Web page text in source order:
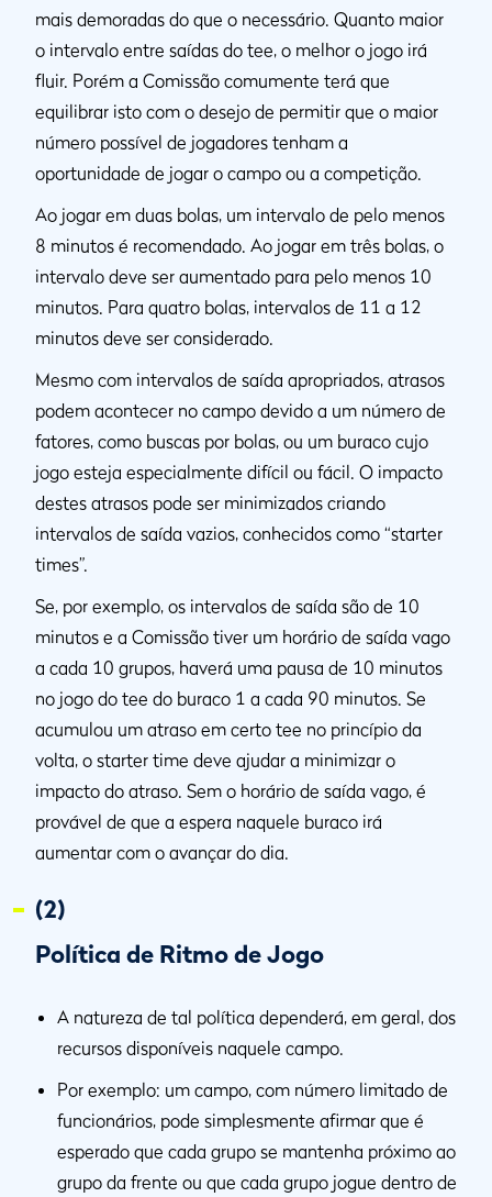
mais demoradas do que o necessário. Quanto maior
o intervalo entre saídas do tee, o melhor o jogo irá
fluir. Porém a Comissão comumente terá que
equilibrar isto com o desejo de permitir que o maior
número possível de jogadores tenham a
oportunidade de jogar o campo ou a competição.
Ao jogar em duas bolas, um intervalo de pelo menos
8 minutos é recomendado. Ao jogar em três bolas, o
intervalo deve ser aumentado para pelo menos 10
minutos. Para quatro bolas, intervalos de 11 a 12
minutos deve ser considerado.
Mesmo com intervalos de saída apropriados, atrasos
podem acontecer no campo devido a um número de
fatores, como buscas por bolas, ou um buraco cujo
jogo esteja especialmente difícil ou fácil. O impacto
destes atrasos pode ser minimizados criando
intervalos de saída vazios, conhecidos como “starter
times”.
Se, por exemplo, os intervalos de saída são de 10
minutos e a Comissão tiver um horário de saída vago
a cada 10 grupos, haverá uma pausa de 10 minutos
no jogo do tee do buraco 1 a cada 90 minutos. Se
acumulou um atraso em certo tee no princípio da
volta, o starter time deve ajudar a minimizar o
impacto do atraso. Sem o horário de saída vago, é
provável de que a espera naquele buraco irá
aumentar com o avançar do dia.
(2)
Política de Ritmo de Jogo
A natureza de tal política dependerá, em geral, dos
recursos disponíveis naquele campo.
Por exemplo: um campo, com número limitado de
funcionários, pode simplesmente afirmar que é
esperado que cada grupo se mantenha próximo ao
grupo da frente ou que cada grupo jogue dentro de